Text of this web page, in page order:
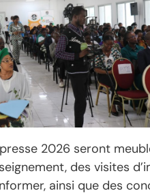
2026 seront
des visites
ainsi que des